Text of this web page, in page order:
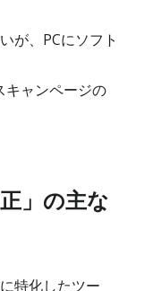
が、PCにソフト
キャンページの
」の主な
特化したツー